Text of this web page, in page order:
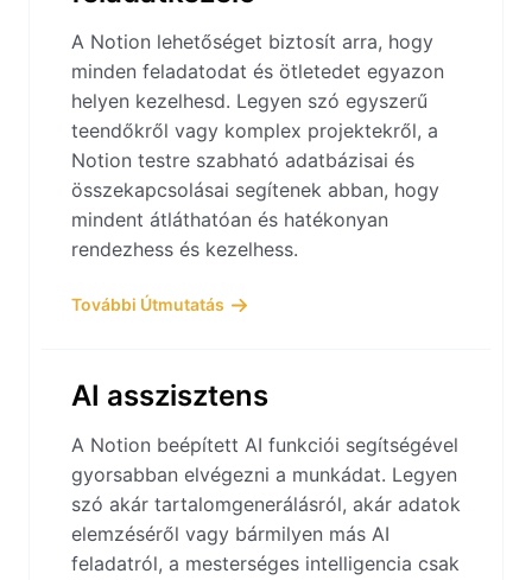
A Notion lehetőséget biztosít arra, hogy
minden feladatodat és ötletedet egyazon
helyen kezelhesd. Legyen szó egyszerű
teendőkről vagy komplex projektekről, a
Notion testre szabható adatbázisai és
összekapcsolásai segítenek abban, hogy
mindent átláthatóan és hatékonyan
rendezhess és kezelhess.
További Útmutatás
AI asszisztens
A Notion beépített AI funkciói segítségével
gyorsabban elvégezni a munkádat. Legyen
szó akár tartalomgenerálásról, akár adatok
elemzéséről vagy bármilyen más AI
feladatról, a mesterséges intelligencia csak